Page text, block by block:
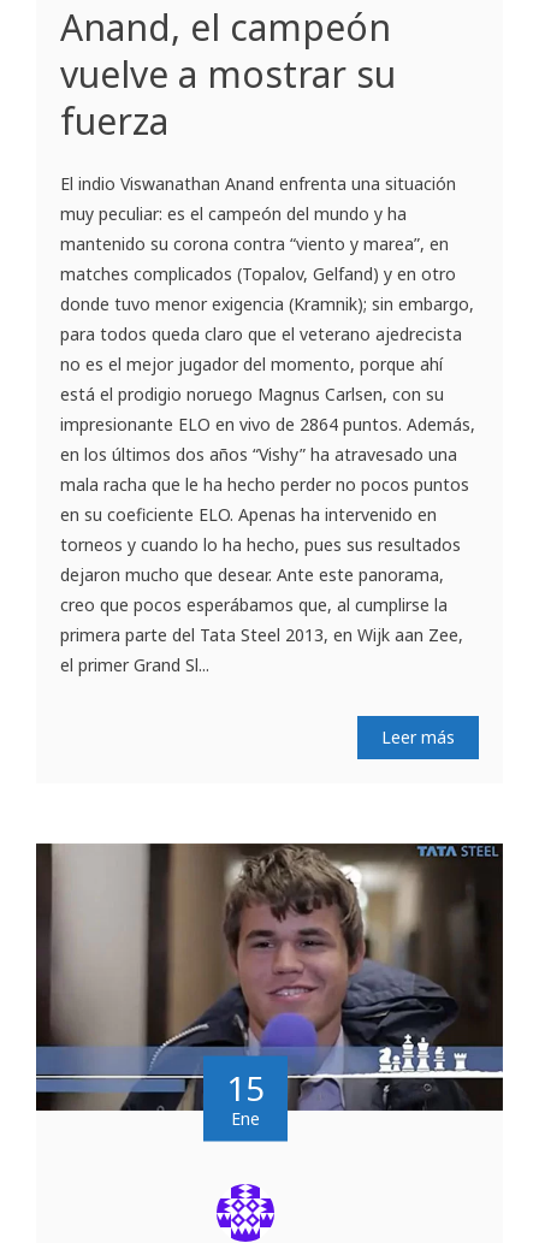
Anand, el campeón
vuelve a mostrar su
fuerza
El indio Viswanathan Anand enfrenta una situación
muy peculiar: es el campeón del mundo y ha
mantenido su corona contra “viento y marea”, en
matches complicados (Topalov, Gelfand) y en otro
donde tuvo menor exigencia (Kramnik); sin embargo,
para todos queda claro que el veterano ajedrecista
no es el mejor jugador del momento, porque ahí
está el prodigio noruego Magnus Carlsen, con su
impresionante ELO en vivo de 2864 puntos. Además,
en los últimos dos años “Vishy” ha atravesado una
mala racha que le ha hecho perder no pocos puntos
en su coeficiente ELO. Apenas ha intervenido en
torneos y cuando lo ha hecho, pues sus resultados
dejaron mucho que desear. Ante este panorama,
creo que pocos esperábamos que, al cumplirse la
primera parte del Tata Steel 2013, en Wijk aan Zee,
el primer Grand Sl...
Leer más
15
Ene